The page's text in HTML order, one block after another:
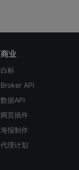
商业
白标
Broker API
数据API
网页插件
海报制作
代理计划